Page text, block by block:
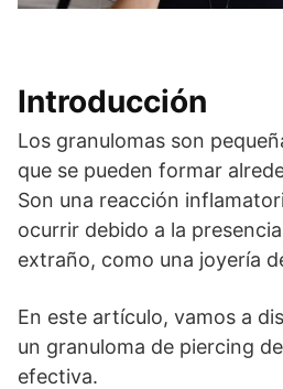
Introducción
Los granulomas son
que se pueden formar
Son una reacción
ocurrir debido a la
extraño, como una joyería
En este artículo, vamos a
un granuloma de piercing
efectiva.